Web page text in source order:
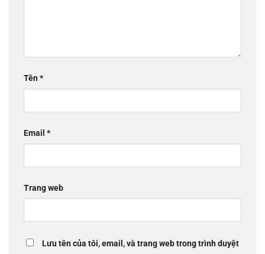
Tên*
Email *
Trang web
Lưu tên của tôi, email, và trang web trong trình duyệt